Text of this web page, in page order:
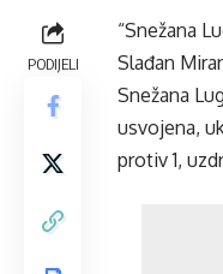
PODIJELI
“Snežana
Slađan
Snežana
usvojena,
protiv 1,